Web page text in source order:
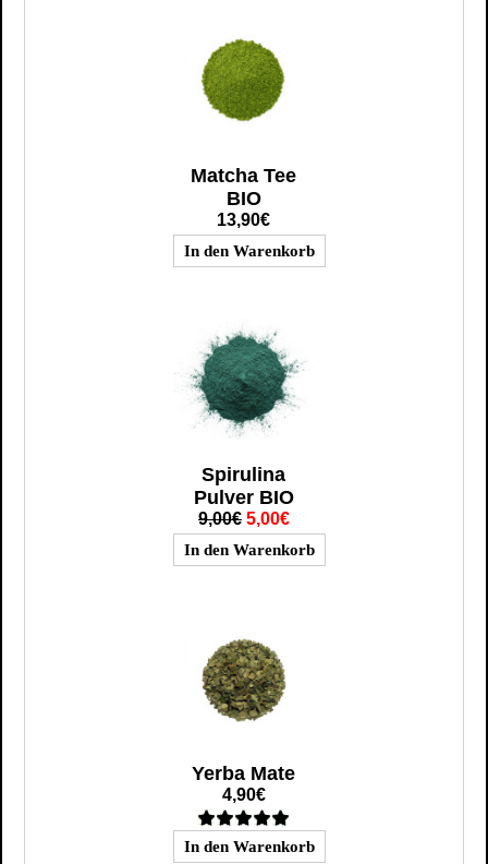
Matcha Tee
BIO
13,90€
Spirulina
Pulver BIO
9,00€ 5,00€
Yerba Mate
4,90€